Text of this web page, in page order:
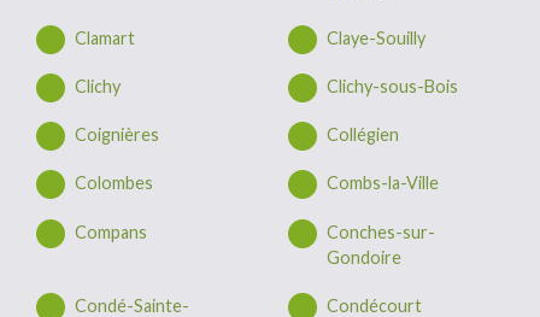
Clamart Claye-Souilly
Clichy Clichy-sous-Bois
Coignières Collégien
Colombes Combs-la-Ville
Compans
Conches-sur-
Gondoire
Condé-Sainte-
Condécourt